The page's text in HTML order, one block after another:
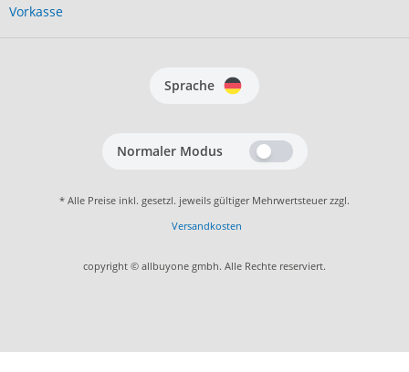
Vorkasse
Sprache
Normaler Modus
* Alle Preise inkl. gesetzl. jeweils gültiger Mehrwertsteuer zzgl.
Versandkosten
copyright © allbuyone gmbh. Alle Rechte reserviert.